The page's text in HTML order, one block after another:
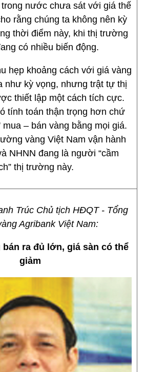
nước chưa sát với giá thế
rằng chúng ta không nên kỳ
thời điểm này, khi thị trường
có nhiều biến động.
hẹp khoảng cách với giá vàng
như kỳ vọng, nhưng trật tự thị
thiết lập một cách tích cực.
tính toán thận trọng hơn chứ
mua – bán vàng bằng mọi giá.
vàng Việt Nam vận hành
NHNN đang là người “cầm
thị trường này.
Trúc Chủ tịch HĐQT - Tổng
Agribank Việt Nam:
ra đủ lớn, giá sàn có thể
giảm